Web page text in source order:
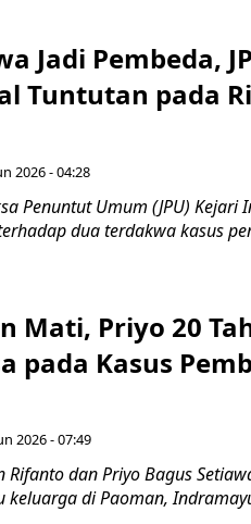
Jadi Pembeda,
Tuntutan pada
2026 - 04:28
Penuntut Umum (JPU)
dua terdakwa kasus
Mati, Priyo 20
pada Kasus
2026 - 07:49
Rifanto dan Priyo Bagus
keluarga di Paoman,